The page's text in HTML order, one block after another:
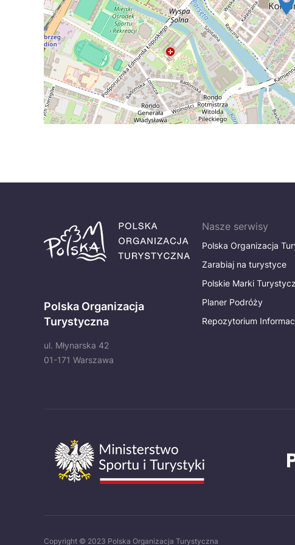
Polska Organizacja
Turystyczna
ul. Młynarska 42
01-171 Warszawa
Nasze serwisy
Polska Organizacja
Zarabiaj na turystyce
Polskie Marki
Planer Podróży
Repozytorium
Copyright © 2023 Polska Organizacja Turystyczna